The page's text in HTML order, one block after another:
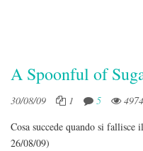
A Spoonful of
30/08/09 1 5 4974
Cosa succede quando si fallisce
26/08/09)